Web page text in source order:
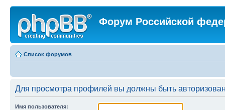
Форум Российской
Список форумов
Для просмотра профилей вы должны быть
Имя пользователя: